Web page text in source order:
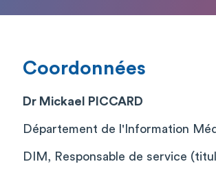
Coordonnées
Dr Mickael PICCARD
Département de l'Information
DIM, Responsable de service